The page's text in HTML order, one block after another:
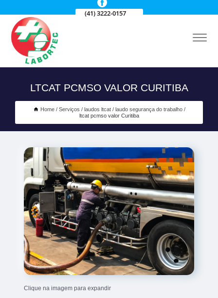
(41) 3222-0157
LTCAT PCMSO VALOR CURITIBA
Home Serviços laudos ltcat
laudo segurança do trabalho
ltcat pcmso valor Curitiba
Clique na imagem para expandir